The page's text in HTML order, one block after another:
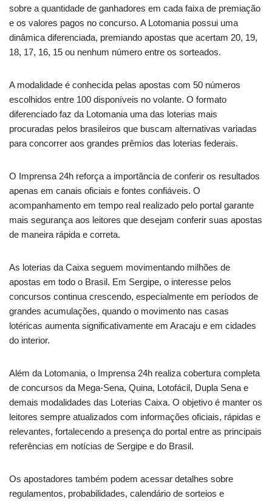
sobre a quantidade de ganhadores em cada faixa de premiação
e os valores pagos no concurso. A Lotomania possui uma
dinâmica diferenciada, premiando apostas que acertam 20, 19,
18, 17, 16, 15 ou nenhum número entre os sorteados.
A modalidade é conhecida pelas apostas com 50 números
escolhidos entre 100 disponíveis no volante. O formato
diferenciado faz da Lotomania uma das loterias mais
procuradas pelos brasileiros que buscam alternativas variadas
para concorrer aos grandes prêmios das loterias federais.
O Imprensa 24h reforça a importância de conferir os resultados
apenas em canais oficiais e fontes confiáveis. O
acompanhamento em tempo real realizado pelo portal garante
mais segurança aos leitores que desejam conferir suas apostas
de maneira rápida e correta.
As loterias da Caixa seguem movimentando milhões de
apostas em todo o Brasil. Em Sergipe, o interesse pelos
concursos continua crescendo, especialmente em períodos de
grandes acumulações, quando o movimento nas casas
lotéricas aumenta significativamente em Aracaju e em cidades
do interior.
Além da Lotomania, o Imprensa 24h realiza cobertura completa
de concursos da Mega-Sena, Quina, Lotofácil, Dupla Sena e
demais modalidades das Loterias Caixa. O objetivo é manter os
leitores sempre atualizados com informações oficiais, rápidas e
relevantes, fortalecendo a presença do portal entre as principais
referências em notícias de Sergipe e do Brasil.
Os apostadores também podem acessar detalhes sobre
regulamentos, probabilidades, calendário de sorteios e